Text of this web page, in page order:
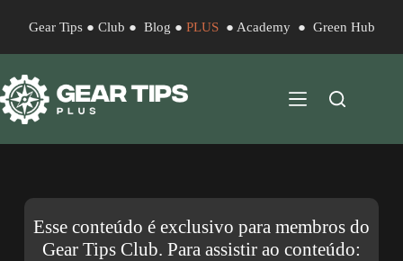
Gear Tips● Club ● Blog ● PLUS● Academy● Green Hub
Esse conteúdo é exclusivo para membros do
Gear Tips Club. Para assistir ao conteúdo: